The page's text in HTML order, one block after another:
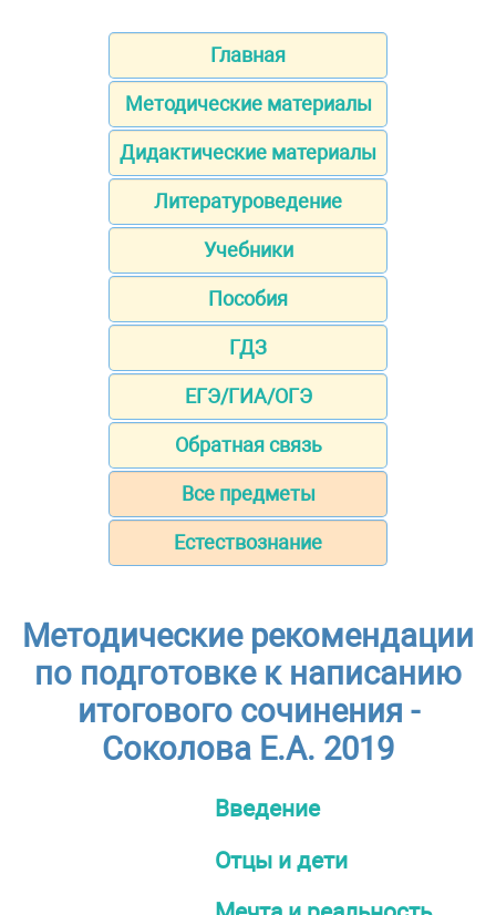
Главная
Методические материалы
Дидактические материалы
Литературоведение
Учебники
Пособия
ГДЗ
ЕГЭ/ГИА/ОГЭ
Обратная связь
Все предметы
Естествознание
Методические рекомендации
по подготовке к написанию
итогового сочинения -
Соколова Е.А. 2019
Введение
Отцы и дети